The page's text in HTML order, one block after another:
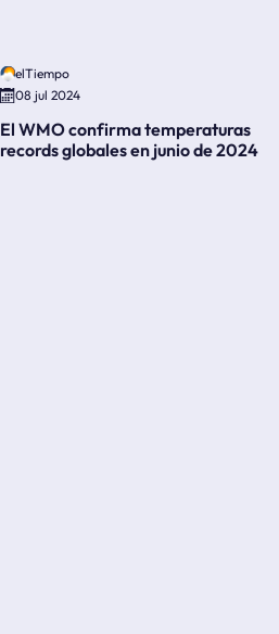
elTiempo
08 jul 2024
El WMO confirma temperaturas
records globales en junio de 2024